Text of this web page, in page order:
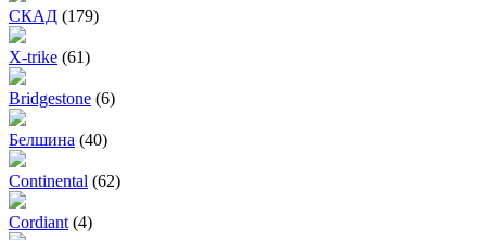
СКАД (179)
X-trike (61)
Bridgestone (6)
Белшина (40)
Continental (62)
Cordiant (4)